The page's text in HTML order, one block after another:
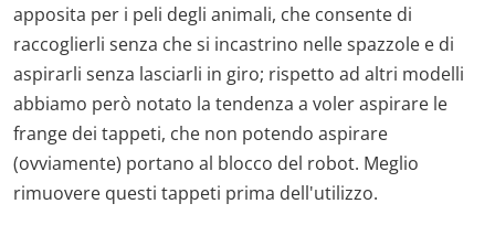
apposita per i peli degli animali, che consente di
raccoglierli senza che si incastrino nelle spazzole e di
aspirarli senza lasciarli in giro; rispetto ad altri modelli
abbiamo però notato la tendenza a voler aspirare le
frange dei tappeti, che non potendo aspirare
(ovviamente) portano al blocco del robot. Meglio
rimuovere questi tappeti prima dell'utilizzo.